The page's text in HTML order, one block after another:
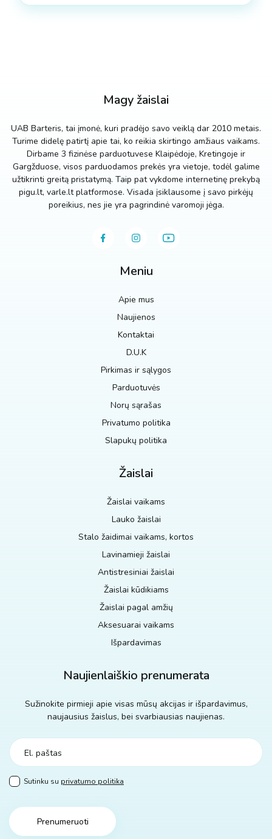
Magy žaislai
UAB Barteris, tai įmonė, kuri pradėjo savo veiklą dar 2010 metais.
Turime didelę patirtį apie tai, ko reikia skirtingo amžiaus vaikams.
Dirbame 3 fizinėse parduotuvese Klaipėdoje, Kretingoje ir
Gargžduose, visos parduodamos prekės yra vietoje, todėl galime
užtikrinti greitą pristatymą. Taip pat vykdome internetinę prekybą
pigu.lt, varle.lt platformose. Visada įsiklausome į savo pirkėjų
poreikius, nes jie yra pagrindinė varomoji jėga.
Meniu
Apie mus
Naujienos
Kontaktai
D.U.K
Pirkimas ir sąlygos
Parduotuvės
Norų sąrašas
Privatumo politika
Slapukų politika
Žaislai
Žaislai vaikams
Lauko žaislai
Stalo žaidimai vaikams, kortos
Lavinamieji žaislai
Antistresiniai žaislai
Žaislai kūdikiams
Žaislai pagal amžių
Aksesuarai vaikams
Išpardavimas
Naujienlaiškio prenumerata
Sužinokite pirmieji apie visas mūsų akcijas ir išpardavimus,
naujausius žaislus, bei svarbiausias naujienas.
Sutinku su privatumo politika
Prenumeruoti